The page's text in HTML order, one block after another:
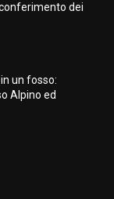
dei
un fosso:
Alpino ed